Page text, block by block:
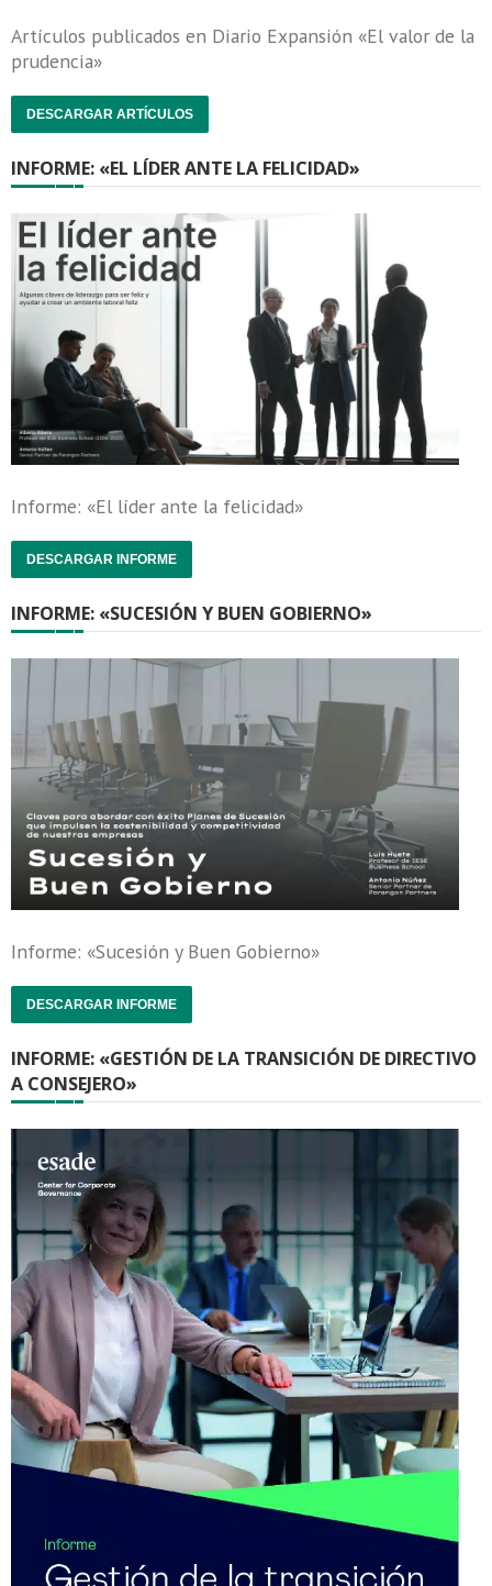
Artículos publicados en Diario Expansión «El valor de la
prudencia»
DESCARGAR ARTÍCULOS
INFORME: «EL LÍDER ANTE LA FELICIDAD»
Informe: «El líder ante la felicidad»
DESCARGAR INFORME
INFORME: «SUCESIÓN Y BUEN GOBIERNO»
Informe: «Sucesión y Buen Gobierno»
DESCARGAR INFORME
INFORME: «GESTIÓN DE LA TRANSICIÓN DE DIRECTIVO
A CONSEJERO»